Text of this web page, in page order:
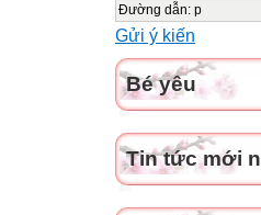
Đường dẫn: p
Gửi ý kiến
Bé yêu
Tin tức mới